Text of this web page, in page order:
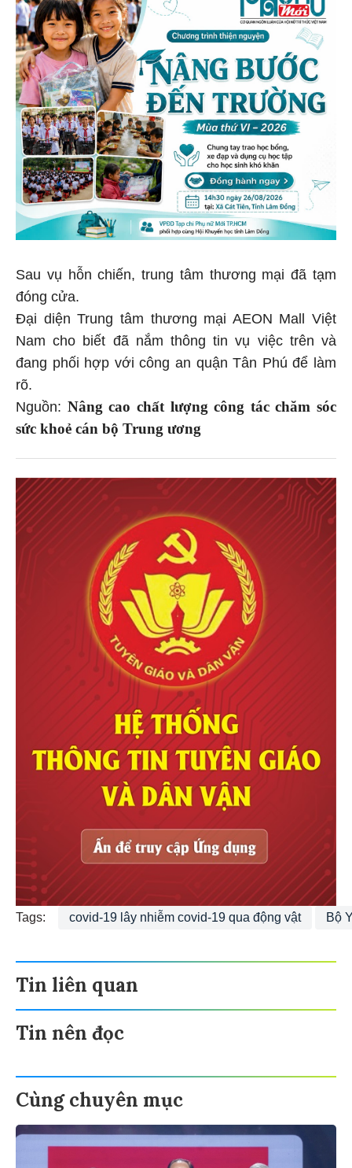
Sau vụ hỗn chiến, trung tâm thương mại đã tạm
đóng cửa.
Đại diện Trung tâm thương mại AEON Mall Việt
Nam cho biết đã nắm thông tin vụ việc trên và
đang phối hợp với công an quận Tân Phú để làm
rõ.
Nguồn: Nâng cao chất lượng công tác chăm sóc
sức khoẻ cán bộ Trung ương
Tags: covid-19 lây nhiễm covid-19 qua động vật Bộ
Tin liên quan
Tin nên đọc
Cùng chuyên mục